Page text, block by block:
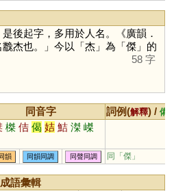
是後起字，多用於人名。《廣韻．
杰也。」今以「 杰」為「 傑」的
58 字
同音字 詞例(解釋) / 備
榤 佶 偈 姞 鮚 滐 嵥
韻 同韻同調 同聲同調 同「傑 」
成語彙輯